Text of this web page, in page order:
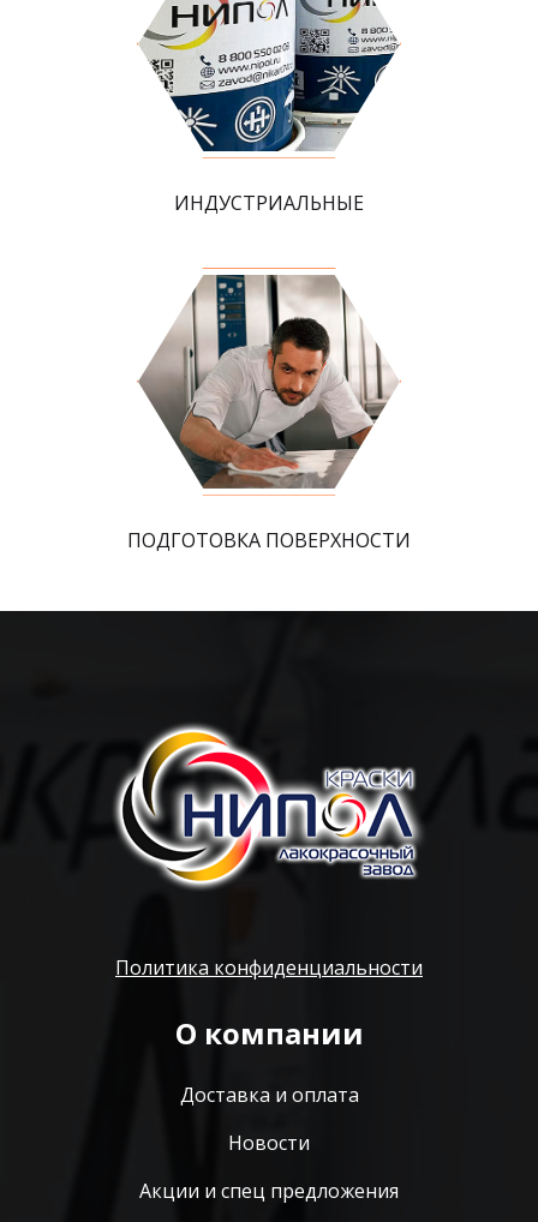
ИНДУСТРИАЛЬНЫЕ
ПОДГОТОВКА ПОВЕРХНОСТИ
Политика конфиденциальности
О компании
Доставка и оплата
Новости
Акции и спец предложения